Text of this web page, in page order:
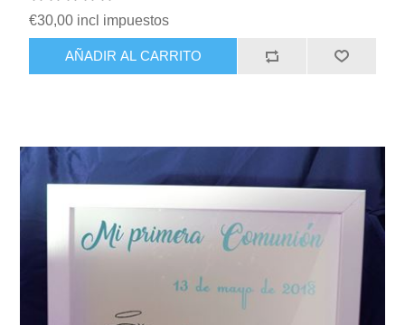
€30,00 incl impuestos
AÑADIR AL CARRITO